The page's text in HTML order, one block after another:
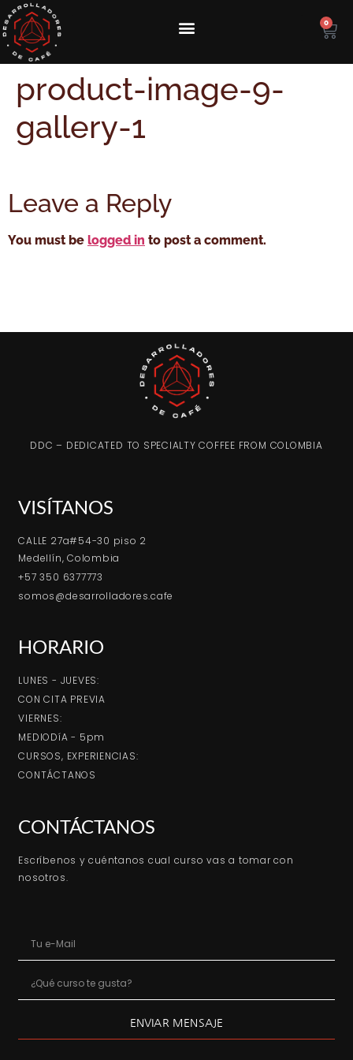
0
product-image-9-
gallery-1
Leave a Reply
You must be logged in to post a comment.
DDC – DEDICATED TO SPECIALTY COFFEE FROM COLOMBIA
VISÍTANOS
CALLE 27a#54-30 piso 2
Medellín, Colombia
+57 350 6377773
somos@desarrolladores.cafe
HORARIO
LUNES - JUEVES:
CON CITA PREVIA
VIERNES:
MEDIODíA - 5pm
CURSOS, EXPERIENCIAS:
CONTÁCTANOS
CONTÁCTANOS
Escríbenos y cuéntanos cual curso vas a tomar con
nosotros.
ENVIAR MENSAJE